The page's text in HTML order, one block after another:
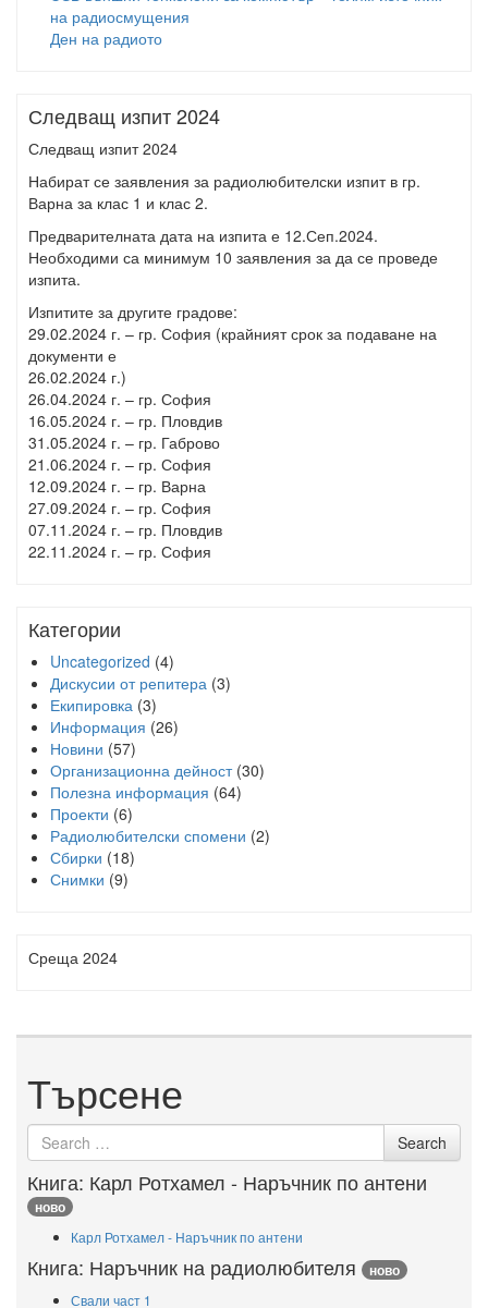
на радиосмущения
Ден на радиото
Следващ изпит 2024
Следващ изпит 2024
Набират се заявления за радиолюбителски изпит в гр.
Варна за клас 1 и клас 2.
Предварителната дата на изпита е 12.Сеп.2024.
Необходими са минимум 10 заявления за да се проведе
изпита.
Изпитите за другите градове:
29.02.2024 г. – гр. София (крайният срок за подаване на
документи е
26.02.2024 г.)
26.04.2024 г. – гр. София
16.05.2024 г. – гр. Пловдив
31.05.2024 г. – гр. Габрово
21.06.2024 г. – гр. София
12.09.2024 г. – гр. Варна
27.09.2024 г. – гр. София
07.11.2024 г. – гр. Пловдив
22.11.2024 г. – гр. София
Категории
Uncategorized (4)
Дискусии от репитера (3)
Екипировка (3)
Информация (26)
Новини (57)
Организационна дейност(30)
Полезна информация (64)
Проекти (6)
Радиолюбителски спомени (2)
Сбирки (18)
Снимки (9)
Среща 2024
Търсене
Search
for
Search
Книга: Карл Ротхамел - Наръчник по антени
ново
Карл Ротхамел - Наръчник по антени
Книга: Наръчник на радиолюбителя ново
Свали част 1